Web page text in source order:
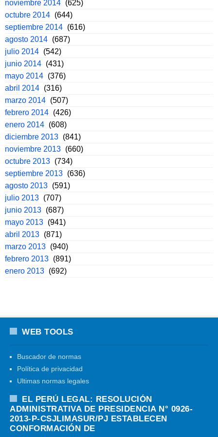
noviembre 2014 (625)
octubre 2014 (644)
septiembre 2014 (616)
agosto 2014 (687)
julio 2014 (542)
junio 2014 (431)
mayo 2014 (376)
abril 2014 (316)
marzo 2014 (507)
febrero 2014 (426)
enero 2014 (608)
diciembre 2013 (841)
noviembre 2013 (660)
octubre 2013 (734)
septiembre 2013 (636)
agosto 2013 (591)
julio 2013 (707)
junio 2013 (687)
mayo 2013 (941)
abril 2013 (871)
marzo 2013 (940)
febrero 2013 (891)
enero 2013 (692)
WEB TOOLS
Buscador de normas
Política de privacidad
Ultimas normas legales
EL PERÚ LEGAL: RESOLUCIÓN
ADMINISTRATIVA DE PRESIDENCIA N° 0926-
2013-P-CSJLIMASUR/PJ ESTABLECEN
CONFORMACIÓN DE